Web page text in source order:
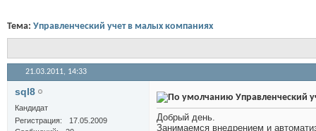
Тема: Управленческий учет в малых компаниях
21.03.2011, 14:33
sql8
Кандидат
Регистрация
17.05.2009
Управленческий
Добрый день.
Занимаемся внедрением и